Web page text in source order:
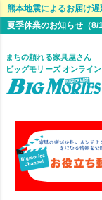
熊本地震によるお届け
夏季休業のお知らせ（8/
まちの頼れる家具屋さん
ビッグモリーズ オンライ